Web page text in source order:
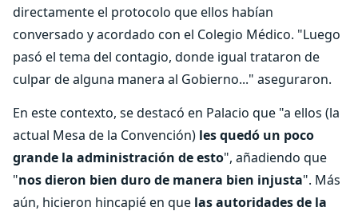
directamente el protocolo que ellos habían
conversado y acordado con el Colegio Médico. "Luego
pasó el tema del contagio, donde igual trataron de
culpar de alguna manera al Gobierno..." aseguraron.
En este contexto, se destacó en Palacio que "a ellos (la
actual Mesa de la Convención) les quedó un poco
grande la administración de esto", añadiendo que
"nos dieron bien duro de manera bien injusta". Más
aún, hicieron hincapié en que las autoridades de la